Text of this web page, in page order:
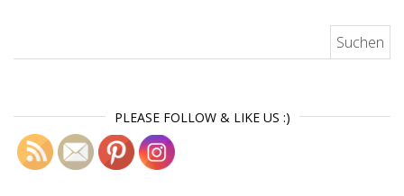
PLEASE FOLLOW & LIKE US :)